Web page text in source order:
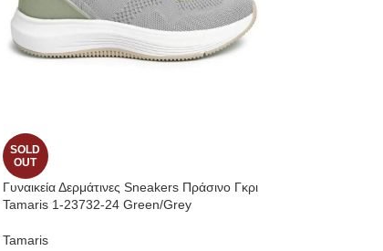
SOLD
OUT
Γυναικεία Δερμάτινες Sneakers Πράσινο Γκρι
Tamaris 1-23732-24 Green/Grey
Tamaris